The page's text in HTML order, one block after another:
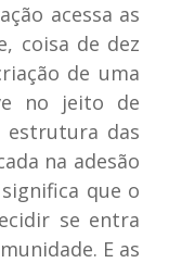
acessa as
coisa de dez
de uma
no jeito de
das
na adesão
que o
se entra
E as